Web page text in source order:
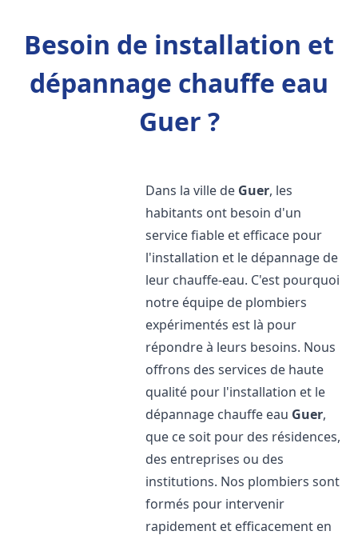
Besoin de installation et
dépannage chauffe eau
Guer ?
Dans la ville de Guer, les
habitants ont besoin d'un
service fiable et efficace pour
l'installation et le dépannage de
leur chauffe-eau. C'est pourquoi
notre équipe de plombiers
expérimentés est là pour
répondre à leurs besoins. Nous
offrons des services de haute
qualité pour l'installation et le
dépannage chauffe eau Guer,
que ce soit pour des résidences,
des entreprises ou des
institutions. Nos plombiers sont
formés pour intervenir
rapidement et efficacement en